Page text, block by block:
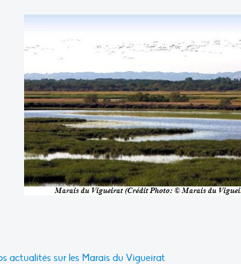
actualités sur les Marais du Vigueirat